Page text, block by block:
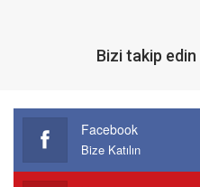
Bizi takip edin
Facebook
Bize Katılın